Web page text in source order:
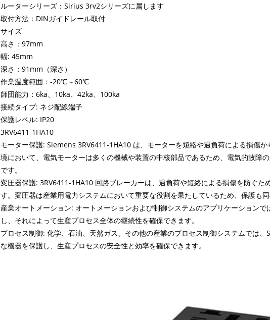
ルーターシリーズ：Sirius 3rv2シリーズに属します
取付方法：DINガイドレール取付
サイズ
高さ：97mm
幅: 45mm
深さ：91mm（深さ）
作業温度範囲：-20℃～60℃
師団能力：6ka、10ka、42ka、100ka
接続タイプ: ネジ配線端子
保護レベル: IP20
3RV6411-1HA10
モーター保護: Siemens 3RV6411-1HA10 は、モーターを短絡や過負荷による損傷
境において、電気モーターは多くの機械や装置の中核部品であるため、電気的故障
です。
変圧器保護: 3RV6411-1HA10 回路ブレーカーは、過負荷や短絡による損傷を防ぐた
す。変圧器は産業用電力システムにおいて重要な役割を果たしているため、保護も同
産業オートメーション: オートメーションおよび制御システムのアプリケーション
し、それによって生産プロセス全体の継続性を確保できます。
プロセス制御: 化学、石油、天然ガス、その他の産業のプロセス制御システムでは
な機器を保護し、生産プロセスの安全性と効率を確保できます。